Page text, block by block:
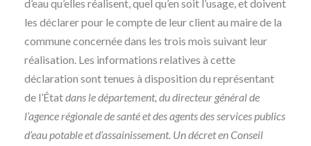
d’eau qu’elles réalisent, quel qu’en soit l’usage, et doivent
les déclarer pour le compte de leur client au maire de la
commune concernée dans les trois mois suivant leur
réalisation. Les informations relatives à cette
déclaration sont tenues à disposition du représentant
de l’Étatdans le département, du directeur général de
l’agence régionale de santé et des agents des services publics
d’eau potable et d’assainissement. Un décret en Conseil